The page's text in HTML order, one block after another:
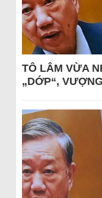
TÔ LÂM VỪA
„DỚP“,